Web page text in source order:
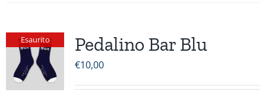
Esaurito Pedalino Bar Blu
€10,00